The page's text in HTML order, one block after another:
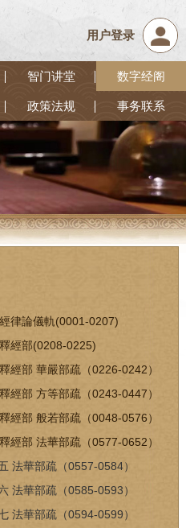
用户登录
智门讲堂 数字经阁
政策法规 事务联系
律論儀軌(0001-0207)
經部(0208-0225)
經部 華嚴部疏（0226-0242）
經部 方等部疏（0243-0447）
經部 般若部疏（0048-0576）
經部 法華部疏（0577-0652）
法華部疏（0557-0584）
法華部疏（0585-0593）
法華部疏（0594-0599）